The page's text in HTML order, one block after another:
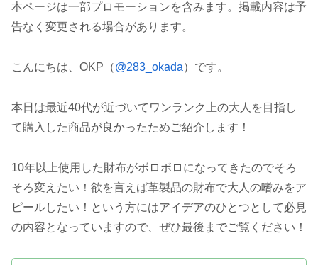
本ページは一部プロモーションを含みます。掲載内容は予
告なく変更される場合があります。
こんにちは、OKP（@283_okada）です。
本日は最近40代が近づいてワンランク上の大人を目指し
て購入した商品が良かったためご紹介します！
10年以上使用した財布がボロボロになってきたのでそろ
そろ変えたい！欲を言えば革製品の財布で大人の嗜みをア
ピールしたい！という方にはアイデアのひとつとして必見
の内容となっていますので、ぜひ最後までご覧ください！